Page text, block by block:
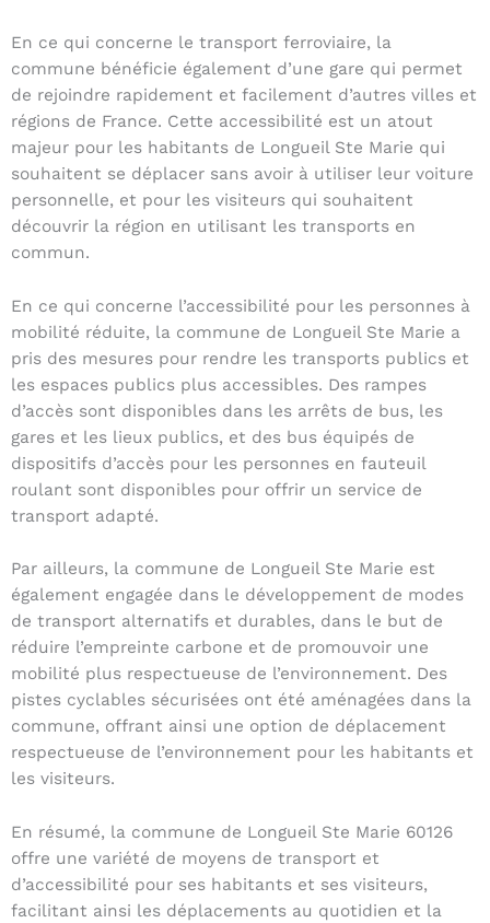
En ce qui concerne le transport ferroviaire, la
commune bénéficie également d’une gare qui permet
de rejoindre rapidement et facilement d’autres villes et
régions de France. Cette accessibilité est un atout
majeur pour les habitants de Longueil Ste Marie qui
souhaitent se déplacer sans avoir à utiliser leur voiture
personnelle, et pour les visiteurs qui souhaitent
découvrir la région en utilisant les transports en
commun.
En ce qui concerne l’accessibilité pour les personnes à
mobilité réduite, la commune de Longueil Ste Marie a
pris des mesures pour rendre les transports publics et
les espaces publics plus accessibles. Des rampes
d’accès sont disponibles dans les arrêts de bus, les
gares et les lieux publics, et des bus équipés de
dispositifs d’accès pour les personnes en fauteuil
roulant sont disponibles pour offrir un service de
transport adapté.
Par ailleurs, la commune de Longueil Ste Marie est
également engagée dans le développement de modes
de transport alternatifs et durables, dans le but de
réduire l’empreinte carbone et de promouvoir une
mobilité plus respectueuse de l’environnement. Des
pistes cyclables sécurisées ont été aménagées dans la
commune, offrant ainsi une option de déplacement
respectueuse de l’environnement pour les habitants et
les visiteurs.
En résumé, la commune de Longueil Ste Marie 60126
offre une variété de moyens de transport et
d’accessibilité pour ses habitants et ses visiteurs,
facilitant ainsi les déplacements au quotidien et la